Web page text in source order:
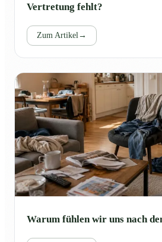
Vertretung fehlt?
Zum Artikel →
Warum fühlen wir uns nach